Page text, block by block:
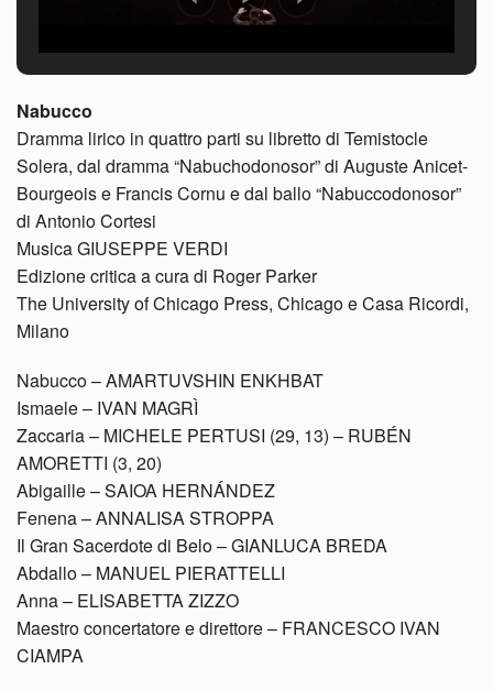
Nabucco
Dramma lirico in quattro parti su libretto di Temistocle
Solera, dal dramma “Nabuchodonosor” di Auguste Anicet-
Bourgeois e Francis Cornu e dal ballo “Nabuccodonosor”
di Antonio Cortesi
Musica GIUSEPPE VERDI
Edizione critica a cura di Roger Parker
The University of Chicago Press, Chicago e Casa Ricordi,
Milano
Nabucco – AMARTUVSHIN ENKHBAT
Ismaele – IVAN MAGRÌ
Zaccaria – MICHELE PERTUSI (29, 13) – RUBÉN
AMORETTI (3, 20)
Abigaille – SAIOA HERNÁNDEZ
Fenena – ANNALISA STROPPA
Il Gran Sacerdote di Belo – GIANLUCA BREDA
Abdallo – MANUEL PIERATTELLI
Anna – ELISABETTA ZIZZO
Maestro concertatore e direttore – FRANCESCO IVAN
CIAMPA